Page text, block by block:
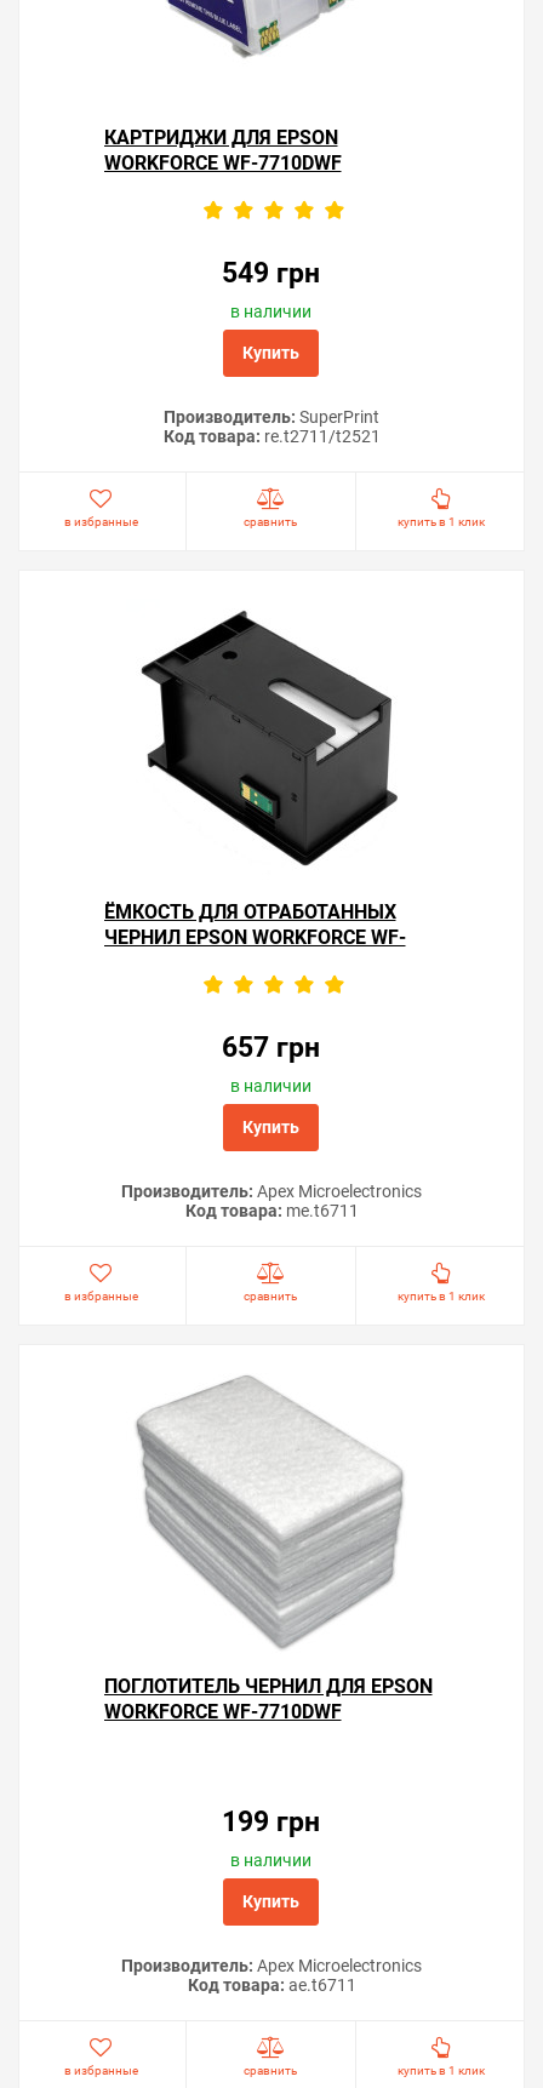
КАРТРИДЖИ ДЛЯ EPSON
WORKFORCE WF-7710DWF
549 грн
в наличии
Купить
Производитель: SuperPrint
Код товара: re.t2711/t2521
в избранные сравнить купить в 1 клик
ЁМКОСТЬ ДЛЯ ОТРАБОТАННЫХ
ЧЕРНИЛ EPSON WORKFORCE WF-
657 грн
в наличии
Купить
Производитель: Apex Microelectronics
Код товара: me.t6711
в избранные сравнить купить в 1 клик
ПОГЛОТИТЕЛЬ ЧЕРНИЛ ДЛЯ EPSON
WORKFORCE WF-7710DWF
199 грн
в наличии
Купить
Производитель: Apex Microelectronics
Код товара: ae.t6711
в избранные сравнить купить в 1 клик